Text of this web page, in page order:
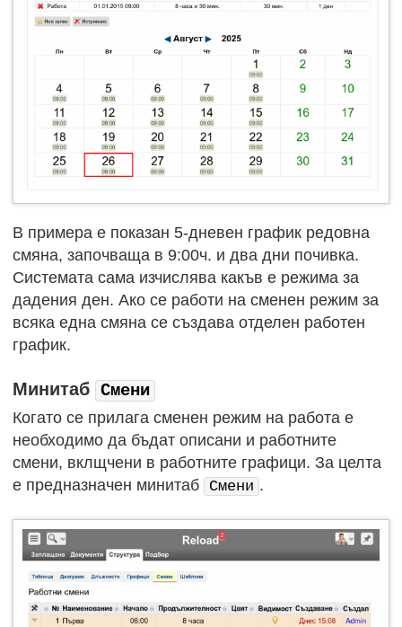
В примера е показан 5-дневен график редовна
смяна, започваща в 9:00ч. и два дни почивка.
Системата сама изчислява какъв е режима за
дадения ден. Ако се работи на сменен режим за
всяка една смяна се създава отделен работен
график.
Минитаб Смени
Когато се прилага сменен режим на работа е
необходимо да бъдат описани и работните
смени, вклщчени в работните графици. За целта
е предназначен минитаб
Смени .